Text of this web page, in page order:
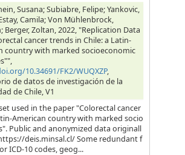
Susana; Subiabre, Felipe; Yankovic,
Camila; Von Mühlenbrock,
Berger, Zoltan, 2022, "Replication Data
cancer trends in Chile: a Latin-
country with marked socioeconomic
10.34691/FK2/WUQXZP,
de datos de investigación de la
de Chile, V1
used in the paper "Colorectal cancer
American country with marked socio
Public and anonymized data originall
deis.minsal.cl/ Some redundant f
ICD-10 codes, geog...